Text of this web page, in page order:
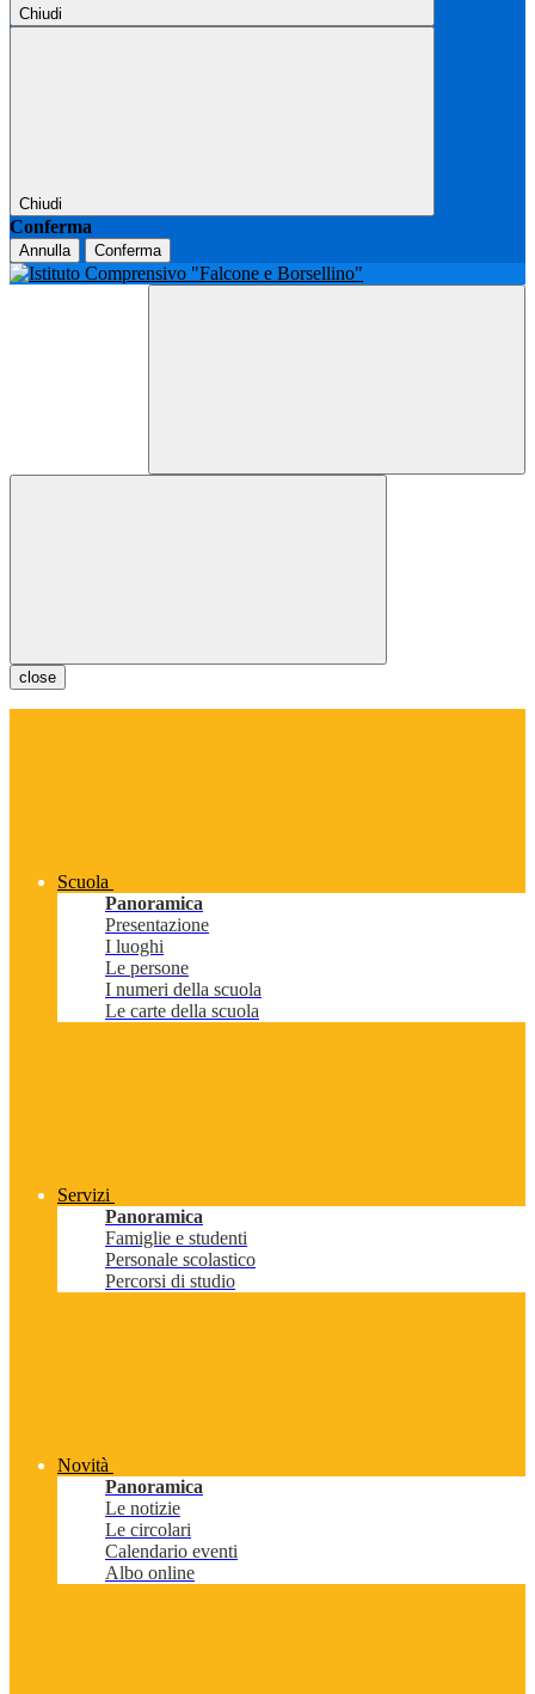
Chiudi
Chiudi
Conferma
Annulla Conferma
close
Scuola
Panoramica
Presentazione
I luoghi
Le persone
I numeri della scuola
Le carte della scuola
Servizi
Panoramica
Famiglie e studenti
Personale scolastico
Percorsi di studio
Novità
Panoramica
Le notizie
Le circolari
Calendario eventi
Albo online